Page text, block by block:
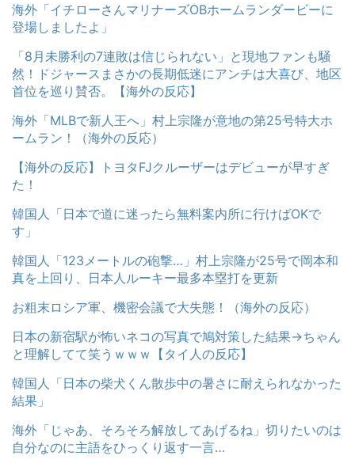
海外「イチローさんマリナーズOBホームランダービーに
登場しましたよ」
「8月未勝利の7連敗は信じられない」と現地ファンも騒
然！ドジャースまさかの長期低迷にアンチは大喜び、地区
首位を巡り賛否。【海外の反応】
海外「MLBで新人王へ」村上宗隆が意地の第25号特大ホ
ームラン！（海外の反応）
【海外の反応】トヨタFJクルーザーはデビューが早すぎ
た！
韓国人「日本で道に迷ったら無料案内所に行けばOKで
す」
韓国人「123メートルの砲撃…」村上宗隆が25号で岡本和
真を上回り、日本人ルーキー最多本塁打を更新
お粗末ロシア軍、機密会議で大失態！（海外の反応）
日本の新宿駅が怖いネコの写真で鳩対策した結果→ちゃん
と理解してて笑うｗｗｗ【タイ人の反応】
韓国人「日本の柴犬くん散歩中の暑さに耐えられなかった
結果」
海外「じゃあ、そろそろ解放してあげるね」切りたいのは
自分なのに主語をひっくり返す一言…